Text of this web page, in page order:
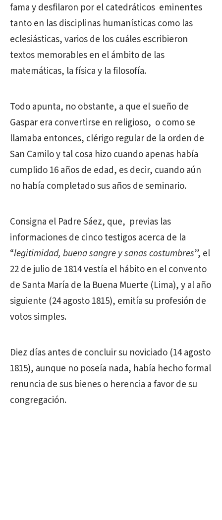
fama y desfilaron por el catedráticos eminentes
tanto en las disciplinas humanísticas como las
eclesiásticas, varios de los cuáles escribieron
textos memorables en el ámbito de las
matemáticas, la física y la filosofía.
Todo apunta, no obstante, a que el sueño de
Gaspar era convertirse en religioso, o como se
llamaba entonces, clérigo regular de la orden de
San Camilo y tal cosa hizo cuando apenas había
cumplido 16 años de edad, es decir, cuando aún
no había completado sus años de seminario.
Consigna el Padre Sáez, que, previas las
informaciones de cinco testigos acerca de la
“legitimidad, buena sangre y sanas costumbres”, el
22 de julio de 1814 vestía el hábito en el convento
de Santa María de la Buena Muerte (Lima), y al año
siguiente (24 agosto 1815), emitía su profesión de
votos simples.
Diez días antes de concluir su noviciado (14 agosto
1815), aunque no poseía nada, había hecho formal
renuncia de sus bienes o herencia a favor de su
congregación.